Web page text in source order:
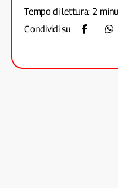
Tempo di lettura: 2
Condividi su